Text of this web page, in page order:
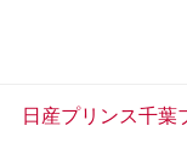
日産プリンス千葉